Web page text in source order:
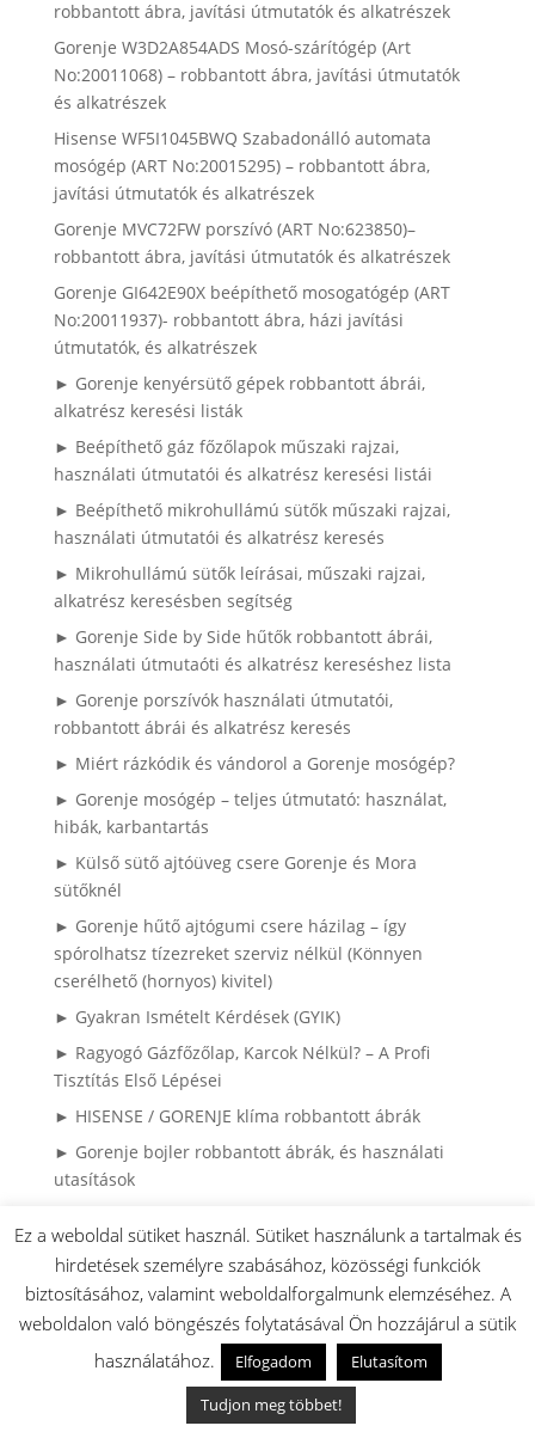
robbantott ábra, javítási útmutatók és alkatrészek
Gorenje W3D2A854ADS Mosó-szárítógép (Art
No:20011068) – robbantott ábra, javítási útmutatók
és alkatrészek
Hisense WF5I1045BWQ Szabadonálló automata
mosógép (ART No:20015295) – robbantott ábra,
javítási útmutatók és alkatrészek
Gorenje MVC72FW porszívó (ART No:623850)–
robbantott ábra, javítási útmutatók és alkatrészek
Gorenje GI642E90X beépíthető mosogatógép (ART
No:20011937)- robbantott ábra, házi javítási
útmutatók, és alkatrészek
► Gorenje kenyérsütő gépek robbantott ábrái,
alkatrész keresési listák
► Beépíthető gáz főzőlapok műszaki rajzai,
használati útmutatói és alkatrész keresési listái
► Beépíthető mikrohullámú sütők műszaki rajzai,
használati útmutatói és alkatrész keresés
► Mikrohullámú sütők leírásai, műszaki rajzai,
alkatrész keresésben segítség
► Gorenje Side by Side hűtők robbantott ábrái,
használati útmutaóti és alkatrész kereséshez lista
► Gorenje porszívók használati útmutatói,
robbantott ábrái és alkatrész keresés
► Miért rázkódik és vándorol a Gorenje mosógép?
► Gorenje mosógép – teljes útmutató: használat,
hibák, karbantartás
► Külső sütő ajtóüveg csere Gorenje és Mora
sütőknél
► Gorenje hűtő ajtógumi csere házilag – így
spórolhatsz tízezreket szerviz nélkül (Könnyen
cserélhető (hornyos) kivitel)
► Gyakran Ismételt Kérdések (GYIK)
► Ragyogó Gázfőzőlap, Karcok Nélkül? – A Profi
Tisztítás Első Lépései
► HISENSE / GORENJE klíma robbantott ábrák
► Gorenje bojler robbantott ábrák, és használati
utasítások
hibák és megoldásaik
► Mosási Katasztrófák: Így Mentsd meg a Ruháidat!
► 4 sütési hiba ami lehet hogy nem sütő
► Gorenje / MORA Tűzhely tippek és tanácsok:
► HISENSE / Gorenej Hűtők és fagyasztók: tippek és
Ez a weboldal sütiket használ. Sütiket használunk a tartalmak és
hirdetések személyre szabásához, közösségi funkciók
biztosításához, valamint weboldalforgalmunk elemzéséhez. A
weboldalon való böngészés folytatásával Ön hozzájárul a sütik
használatához.
Elfogadom
Elutasítom
Tudjon meg többet!